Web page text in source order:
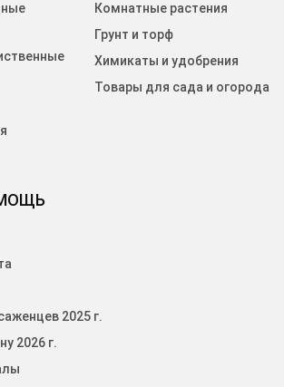
2025 г.
2026 г.
Комнатные растения
Грунт и торф
Химикаты и удобрения
Товары для сада и огорода